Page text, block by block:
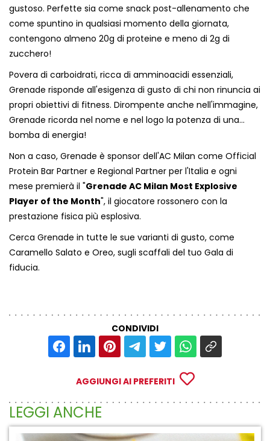
gustoso. Perfette sia come snack post-allenamento che
come spuntino in qualsiasi momento della giornata,
contengono almeno 20g di proteine e meno di 2g di
zucchero!
Povera di carboidrati, ricca di amminoacidi essenziali,
Grenade risponde all'esigenza di gusto di chi non rinuncia ai
propri obiettivi di fitness. Dirompente anche nell'immagine,
Grenade ricorda nel nome e nel logo la potenza di una...
bomba di energia!
Non a caso, Grenade è sponsor dell'AC Milan come Official
Protein Bar Partner e Regional Partner per l'Italia e ogni
mese premierà il "Grenade AC Milan Most Explosive
Player of the Month", il giocatore rossonero con la
prestazione fisica più esplosiva.
Cerca Grenade in tutte le sue varianti di gusto, come
Caramello Salato e Oreo, sugli scaffali del tuo Gala di
fiducia.
CONDIVIDI
AGGIUNGI AI PREFERITI
LEGGI ANCHE